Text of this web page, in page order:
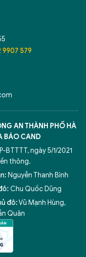
9907 579
AN THÀNH PHỐ HÀ
BÁO CAND
ngày 5/1/2021
thông.
Nguyễn Thanh Bình
Chu Quốc Dũng
đô:Vũ Mạnh Hùng,
Quân
xử lý điểm nghẽn của